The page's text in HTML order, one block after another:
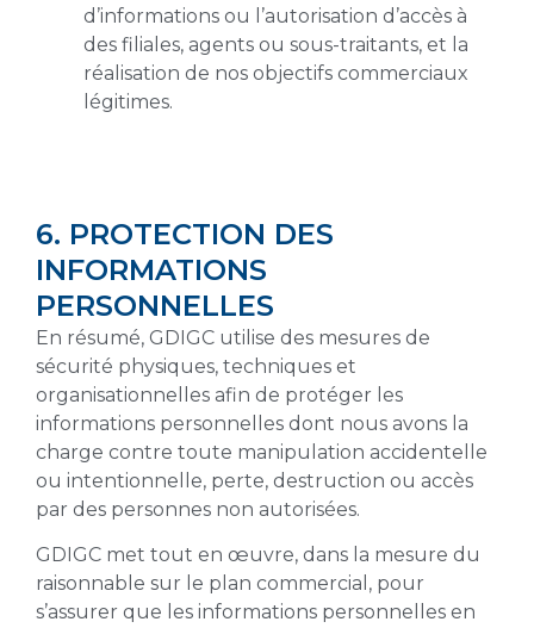
d’informations ou l’autorisation d’accès à
des filiales, agents ou sous-traitants, et la
réalisation de nos objectifs commerciaux
légitimes.
6. PROTECTION DES
INFORMATIONS
PERSONNELLES
En résumé, GDIGC utilise des mesures de
sécurité physiques, techniques et
organisationnelles afin de protéger les
informations personnelles dont nous avons la
charge contre toute manipulation accidentelle
ou intentionnelle, perte, destruction ou accès
par des personnes non autorisées.
GDIGC met tout en œuvre, dans la mesure du
raisonnable sur le plan commercial, pour
s’assurer que les informations personnelles en